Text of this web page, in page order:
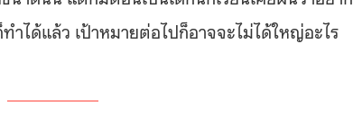
ได้แล้ว เป้าหมายต่อไปก็อาจจะไม่ได้ใหญ่อะไร